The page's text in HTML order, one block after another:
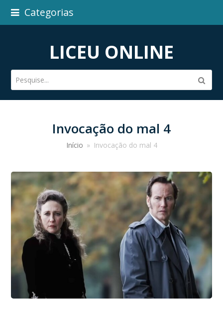
Categorias
LICEU ONLINE
Pesquise...
Invocação do mal 4
Início » Invocação do mal 4